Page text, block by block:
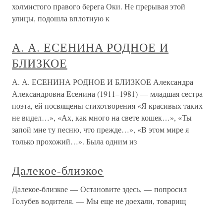
холмистого правого берега Оки. Не прерывая этой
улицы, подошла вплотную к
А. А. ЕСЕНИНА РОДНОЕ И
БЛИЗКОЕ
А. А. ЕСЕНИНА РОДНОЕ И БЛИЗКОЕ Александра
Александровна Есенина (1911–1981) — младшая сестра
поэта, ей посвящены стихотворения «Я красивых таких
не видел…», «Ах, как много на свете кошек…», «Ты
запой мне ту песню, что прежде…», «В этом мире я
только прохожий…». Была одним из
Далекое-близкое
Далекое-близкое — Остановите здесь, — попросил
Голубев водителя. — Мы еще не доехали, товарищ